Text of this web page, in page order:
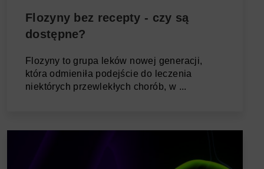
Flozyny bez recepty - czy są
dostępne?
Flozyny to grupa leków nowej generacji,
która odmieniła podejście do leczenia
niektórych przewlekłych chorób, w ...